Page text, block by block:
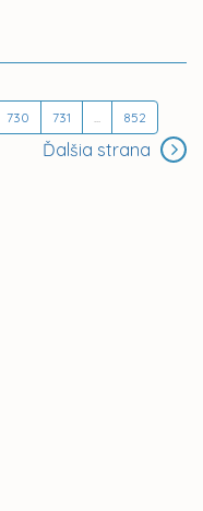
730 731 ... 852
Ďalšia strana